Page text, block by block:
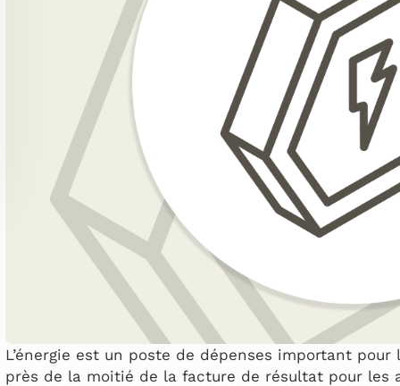
L’énergie est un poste de dépenses important
près de la moitié de la facture de résultat pour les